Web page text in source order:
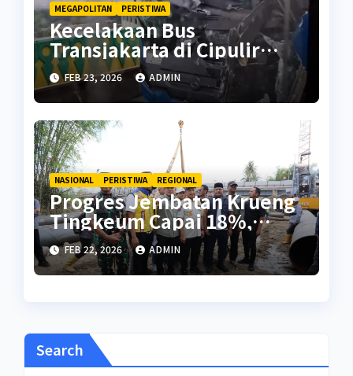
MEGAPOLITAN PERISTIWA
Kecelakaan Bus
Transjakarta di Cipulir
Diduga Akibat Sopir
Mengantuk
FEB 23, 2026 ADMIN
NASIONAL PERISTIWA REGIONAL
Progres Jembatan Krueng
Tingkeum Capai 18%,
Ditargetkan Rampung Juli
2026
FEB 22, 2026 ADMIN
Search